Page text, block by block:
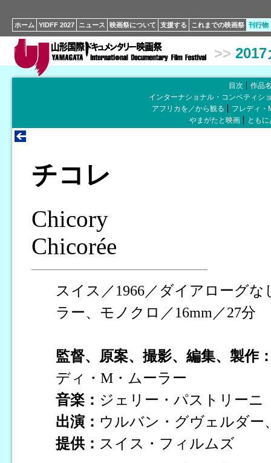
ホーム YIDFF 2027 ニュース 映画祭について 支援する これまでの映画祭 刊行物
>>
目次
作品
インターナショナル・コンペティシ
アフリカを／から観る
フレディ・
やまがたと映画
とも
チコレ
Chicory
Chicorée
スイス／1966／ダイアローグな
ラー、モノクロ／16mm／27分
監督、原案、撮影、編集、製作
ディ・M・ムーラー
音楽： ジェリー・パストリーニ
出演： ウルバン・グヴェルダ
提供： スイス・フィルムズ